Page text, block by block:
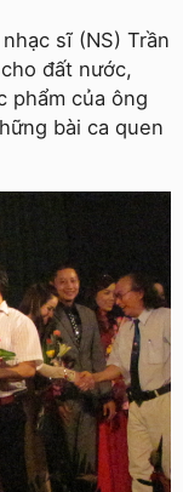
sĩ (NS) Trần
đất nước,
phẩm của ông
bài ca quen